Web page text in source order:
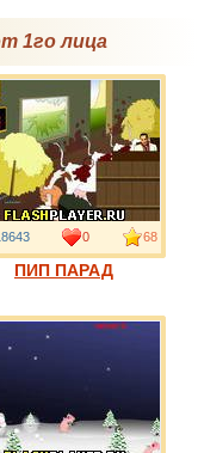
1го лица
ПИП ПАРАД
0 68